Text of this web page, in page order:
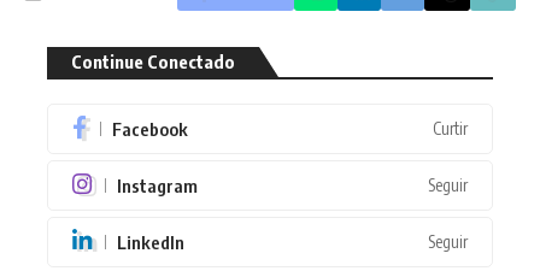
Continue Conectado
Facebook Curtir
Instagram Seguir
LinkedIn Seguir